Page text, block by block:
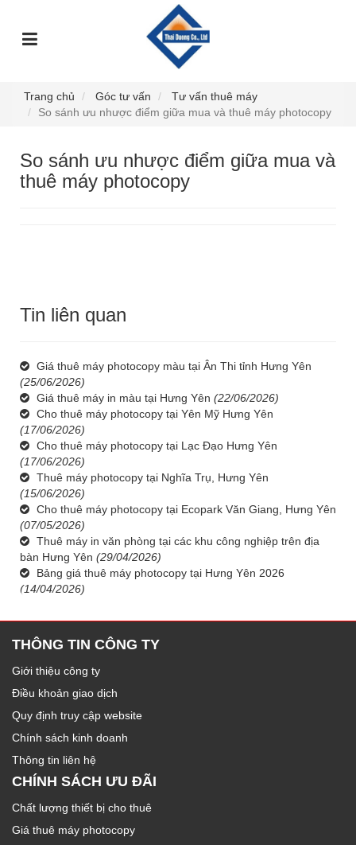
CHỦ
THIỆU
VỤ
KIỆN
TƯ
PHẨM
Trang chủ Góc tư vấn
Tư vấn thuê máy
So sánh ưu nhược điểm giữa mua và thuê máy photocopy
So sánh ưu nhược điểm giữa mua và
thuê máy photocopy
Tin liên quan
Giá thuê máy photocopy màu tại Ân Thi tỉnh Hưng Yên
(25/06/2026)
Giá thuê máy in màu tại Hưng Yên (22/06/2026)
Cho thuê máy photocopy tại Yên Mỹ Hưng Yên
(17/06/2026)
Cho thuê máy photocopy tại Lạc Đạo Hưng Yên
(17/06/2026)
Thuê máy photocopy tại Nghĩa Trụ, Hưng Yên
(15/06/2026)
Cho thuê máy photocopy tại Ecopark Văn Giang, Hưng Yên
(07/05/2026)
Thuê máy in văn phòng tại các khu công nghiệp trên địa
bàn Hưng Yên (29/04/2026)
Bảng giá thuê máy photocopy tại Hưng Yên 2026
(14/04/2026)
THÔNG TIN CÔNG TY
Giới thiệu công ty
Điều khoản giao dịch
Quy định truy cập website
Chính sách kinh doanh
Thông tin liên hệ
CHÍNH SÁCH ƯU ĐÃI
Chất lượng thiết bị cho thuê
Giá thuê máy photocopy